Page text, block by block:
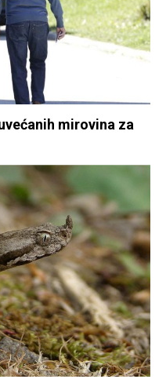
mirovina za